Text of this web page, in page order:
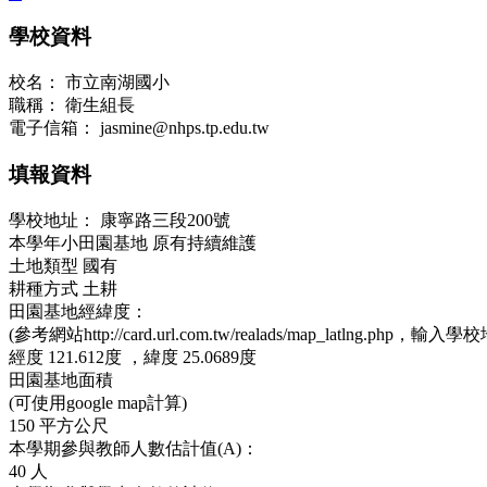
學校資料
校名：
市立南湖國小
職稱：
衛生組長
電子信箱：
jasmine@nhps.tp.edu.tw
填報資料
學校地址：
康寧路三段200號
本學年小田園基地 原有持續維護
土地類型 國有
耕種方式 土耕
田園基地經緯度：
(參考網站http://card.url.com.tw/realads/map_latlng.php，輸入學校
經度 121.612度 ， 緯度 25.0689度
田園基地面積
(可使用google map計算)
150 平方公尺
本學期參與教師人數估計值(A)：
40 人